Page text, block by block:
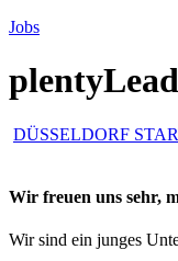
Jobs
DÜSSELDORF
Wir freuen uns sehr,
Wir sind ein junges